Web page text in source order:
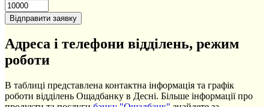
Адреса і телефони відділень, режим
роботи
В таблиці представлена контактна інформація та графік
роботи відділень Ощадбанку в Десні. Більше інформації про